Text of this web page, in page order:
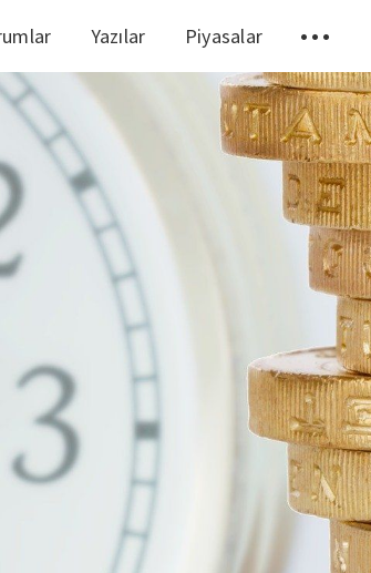
Yazılar Piyasalar